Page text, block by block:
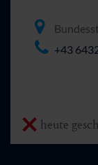
+43
heute